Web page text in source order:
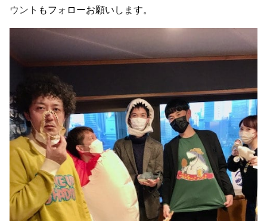
ウント もフォローお願いします。